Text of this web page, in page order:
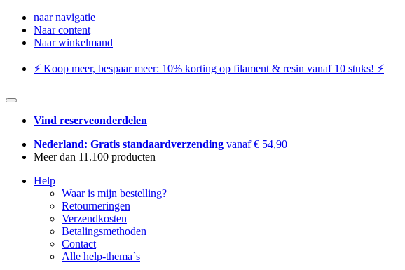
naar navigatie
Naar content
Naar winkelmand
⚡️ Koop meer, bespaar meer: ​​10% korting op filament & resin vanaf 10 stuks! ⚡️
Vind reserveonderdelen
Nederland: Gratis standaardverzending vanaf € 54,90
Meer dan 11.100 producten
Help
Waar is mijn bestelling?
Retourneringen
Verzendkosten
Betalingsmethoden
Contact
Alle help-thema`s